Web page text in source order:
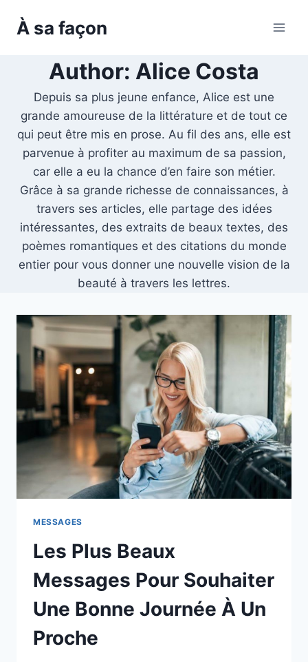
À sa façon
Author: Alice Costa
Depuis sa plus jeune enfance, Alice est une
grande amoureuse de la littérature et de tout ce
qui peut être mis en prose. Au fil des ans, elle est
parvenue à profiter au maximum de sa passion,
car elle a eu la chance d’en faire son métier.
Grâce à sa grande richesse de connaissances, à
travers ses articles, elle partage des idées
intéressantes, des extraits de beaux textes, des
poèmes romantiques et des citations du monde
entier pour vous donner une nouvelle vision de la
beauté à travers les lettres.
MESSAGES
Les Plus Beaux
Messages Pour Souhaiter
Une Bonne Journée À Un
Proche